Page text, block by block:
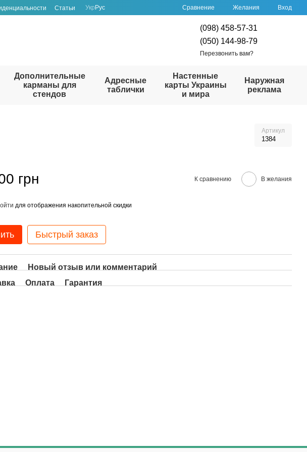
Статьи Укр Рус Сравнение Желания Вход
(098) 458-57-31
(050) 144-98-79
Перезвонить вам?
Дополнительные
карманы для
стендов
Адресные
таблички
Настенные
карты Украины
и мира
Наружная
реклама
Артикул
1384
грн К сравнению В желания
для отображения накопительной скидки
Быстрый заказ
Новый отзыв или комментарий
Оплата Гарантия